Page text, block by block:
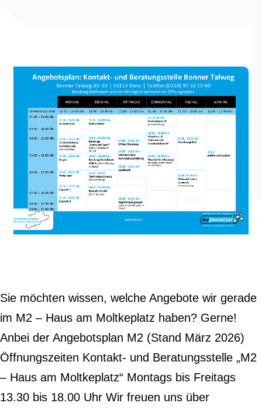
Sie möchten wissen, welche Angebote wir gerade
im M2 – Haus am Moltkeplatz haben? Gerne!
Anbei der Angebotsplan M2 (Stand März 2026)
Öffnungszeiten Kontakt- und Beratungsstelle „M2
– Haus am Moltkeplatz“ Montags bis Freitags
13.30 bis 18.00 Uhr Wir freuen uns über